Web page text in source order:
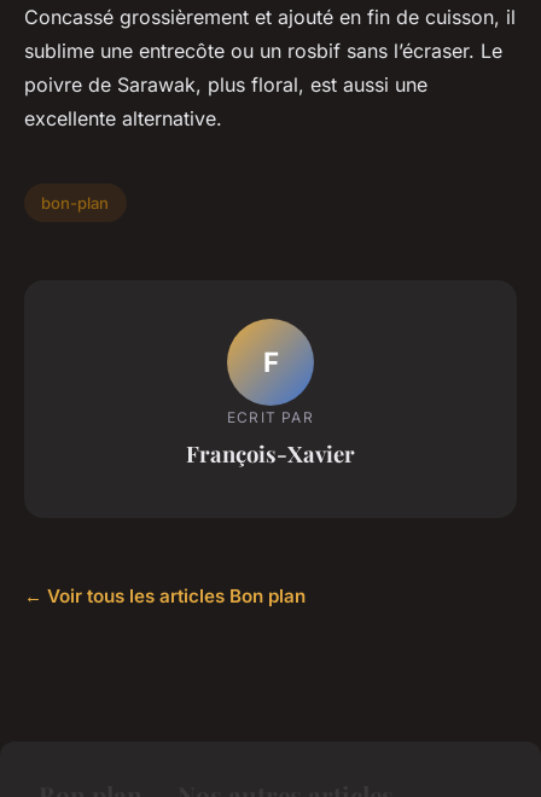
Concassé grossièrement et ajouté en fin de cuisson, il
sublime une entrecôte ou un rosbif sans l’écraser. Le
poivre de Sarawak, plus floral, est aussi une
excellente alternative.
bon-plan
F
ECRIT PAR
François-Xavier
← Voir tous les articles Bon plan